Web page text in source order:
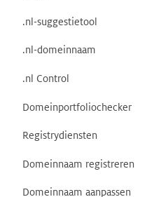
.nl-suggestietool
.nl-domeinnaam
.nl Control
Domeinportfoliochecker
Registrydiensten
Domeinnaam registreren
Domeinnaam aanpassen